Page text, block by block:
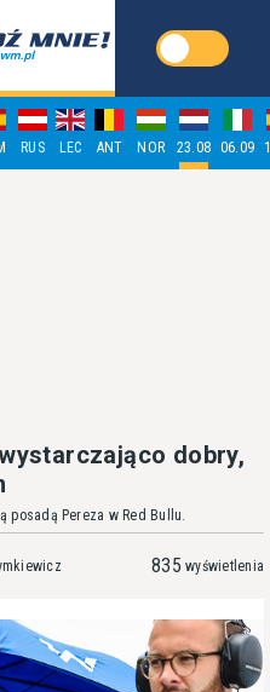
RUS LEC ANT NOR 23.08 06.09
dobry,
posadą Pereza w Red Bullu.
835 wyświetlenia